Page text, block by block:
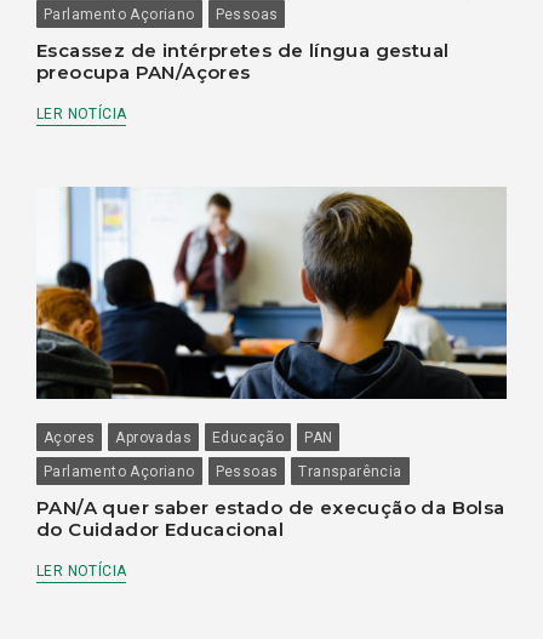
Parlamento Açoriano
Pessoas
Escassez de intérpretes de língua gestual
preocupa PAN/Açores
LER NOTÍCIA
Açores Aprovadas Educação
PAN
Parlamento Açoriano
Pessoas Transparência
PAN/A quer saber estado de execução da Bolsa
do Cuidador Educacional
LER NOTÍCIA